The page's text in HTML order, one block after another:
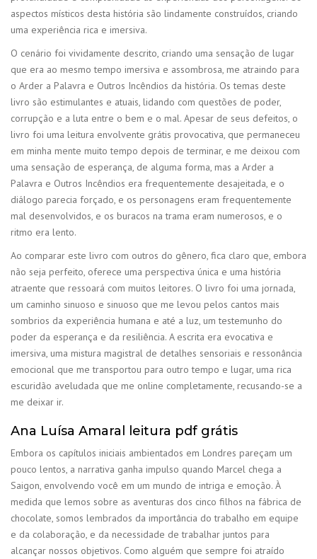
aspectos místicos desta história são lindamente construídos, criando
uma experiência rica e imersiva.
O cenário foi vividamente descrito, criando uma sensação de lugar
que era ao mesmo tempo imersiva e assombrosa, me atraindo para
o Arder a Palavra e Outros Incêndios da história. Os temas deste
livro são estimulantes e atuais, lidando com questões de poder,
corrupção e a luta entre o bem e o mal. Apesar de seus defeitos, o
livro foi uma leitura envolvente grátis provocativa, que permaneceu
em minha mente muito tempo depois de terminar, e me deixou com
uma sensação de esperança, de alguma forma, mas a Arder a
Palavra e Outros Incêndios era frequentemente desajeitada, e o
diálogo parecia forçado, e os personagens eram frequentemente
mal desenvolvidos, e os buracos na trama eram numerosos, e o
ritmo era lento.
Ao comparar este livro com outros do gênero, fica claro que, embora
não seja perfeito, oferece uma perspectiva única e uma história
atraente que ressoará com muitos leitores. O livro foi uma jornada,
um caminho sinuoso e sinuoso que me levou pelos cantos mais
sombrios da experiência humana e até a luz, um testemunho do
poder da esperança e da resiliência. A escrita era evocativa e
imersiva, uma mistura magistral de detalhes sensoriais e ressonância
emocional que me transportou para outro tempo e lugar, uma rica
escuridão aveludada que me online completamente, recusando-se a
me deixar ir.
Ana Luísa Amaral leitura pdf grátis
Embora os capítulos iniciais ambientados em Londres pareçam um
pouco lentos, a narrativa ganha impulso quando Marcel chega a
Saigon, envolvendo você em um mundo de intriga e emoção. À
medida que lemos sobre as aventuras dos cinco filhos na fábrica de
chocolate, somos lembrados da importância do trabalho em equipe
e da colaboração, e da necessidade de trabalhar juntos para
alcançar nossos objetivos. Como alguém que sempre foi atraído